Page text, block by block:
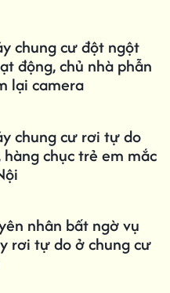
chung cư đột ngột
động, chủ nhà phẫn
lại camera
chung cư rơi tự do
chục trẻ em mắc
nhân bất ngờ vụ
rơi tự do ở chung cư